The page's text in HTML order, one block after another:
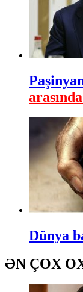
Dünya
ƏN ÇOX